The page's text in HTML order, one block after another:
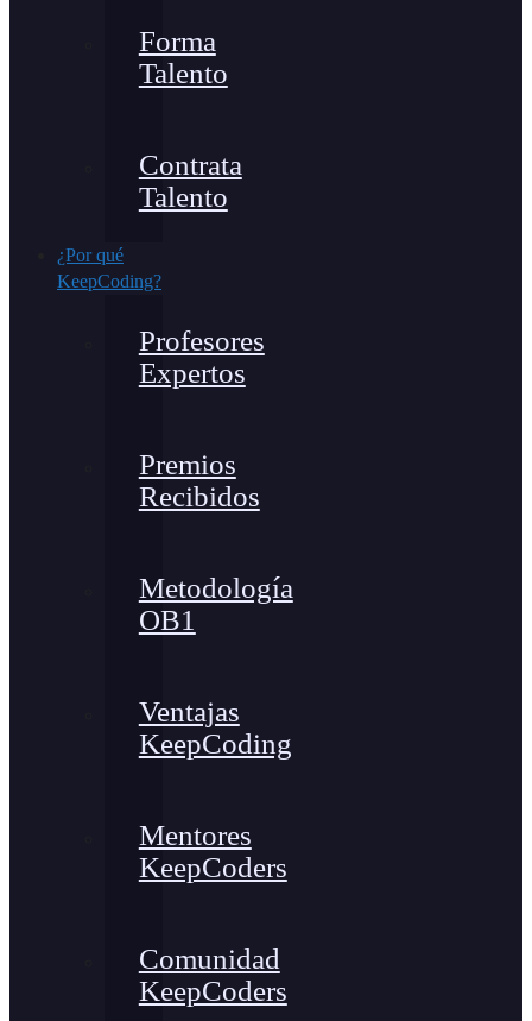
Forma
Talento
Contrata
Talento
¿Por qué
KeepCoding?
Profesores
Expertos
Premios
Recibidos
Metodología
OB1
Ventajas
KeepCoding
Mentores
KeepCoders
Comunidad
KeepCoders